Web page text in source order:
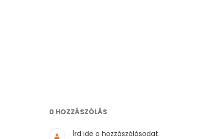
Dokumentumok és médiafájlok
0 HOZZÁSZÓLÁS
Írd ide a hozzászólásodat.